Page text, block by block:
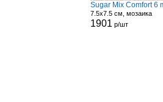
Sugar Mix Comfort 6
7.5x7.5 см, мозаика
1901 р/шт